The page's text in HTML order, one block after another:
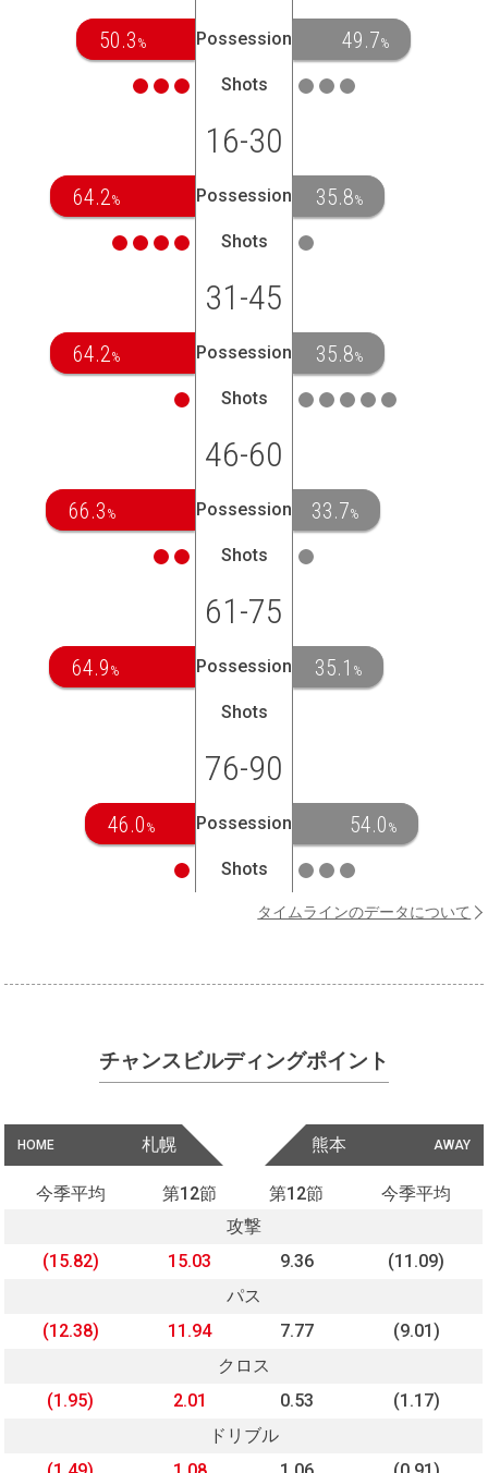
50.3 % Possession 49.7%
Shots
16-30
64.2% Possession 35.8%
Shots
31-45
64.2% Possession 35.8%
Shots
46-60
66.3 % Possession 33.7%
Shots
61-75
64.9 % Possession 35.1 %
Shots
76-90
46.0 % Possession 54.0 %
Shots
タイムラインのデータについて
チャンスビルディングポイント
HOME 札幌 AWAY
熊本
今季平均 第12節 第12節
今季平均
攻撃
(15.82)
15.03 9.36
(11.09)
パス
(12.38)
11.94 7.77
(9.01)
クロス
(1.95)
2.01 0.53
(1.17)
ドリブル